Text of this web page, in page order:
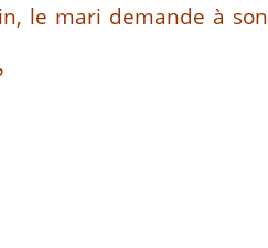
le mari demande à son